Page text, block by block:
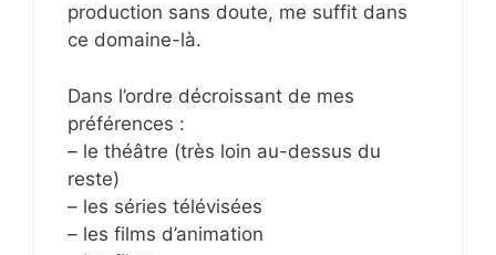
production sans doute, me suffit dans
ce domaine-là.
Dans l’ordre décroissant de mes
préférences :
– le théâtre (très loin au-dessus du
reste)
– les séries télévisées
– les films d’animation